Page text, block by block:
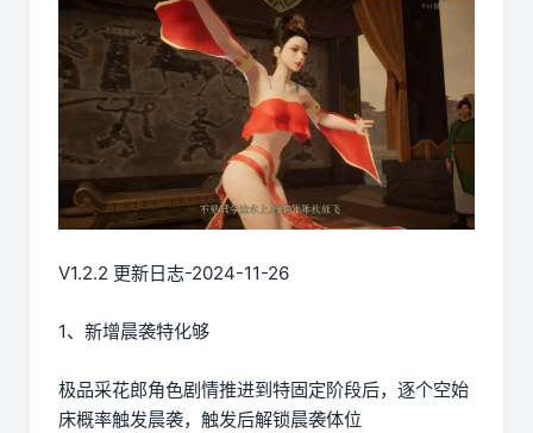
V1.2.2 更新日志-2024-11-26
1、新增晨袭特化够
极品采花郎角色剧情推进到特固定阶段后，逐个空始
床概率触发晨袭，触发后解锁晨袭体位